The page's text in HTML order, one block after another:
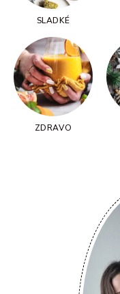
SLADKÉ
ZDRAVO